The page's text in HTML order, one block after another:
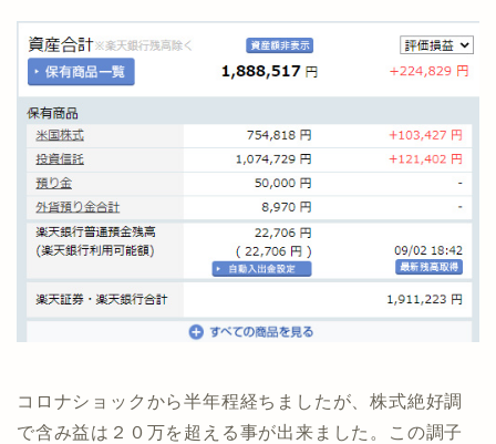
コロナショックから半年程経ちましたが、株式絶好調
で含み益は２０万を超える事が出来ました。この調子